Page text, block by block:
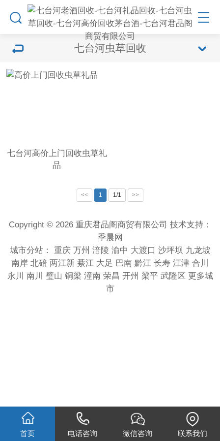
七台河虫草回收
七台河高价上门回收虫草礼
品
<< 1 1/1 >>
Copyright © 2026 重庆君品阁商贸有限公司 技术支持：
季晨网
城市分站： 重庆 万州 涪陵 渝中 大渡口 沙坪坝 九龙坡
南岸 北碚 两江新 綦江 大足 巴南 黔江 长寿 江津 合川
永川
南川 璧山 铜梁 潼南 荣昌 开州 梁平 武隆区 更多城
市
首页 电话咨询 微信咨询 联系我们